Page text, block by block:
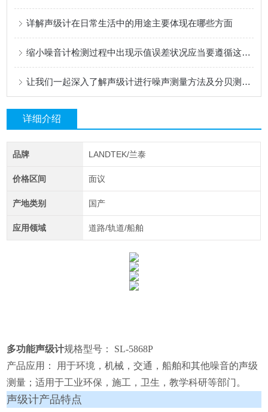
详解声级计在日常生活中的用途主要体现在哪些方面
缩小噪音计检测过程中出现示值误差状况应当要遵循这些操作技巧进行
让我们一起深入了解声级计进行噪声测量方法及分贝测量的使用须知问题
详细介绍
品牌 LANDTEK/兰泰
价格区间 面议
产地类别 国产
应用领域 道路/轨道/船舶
多功能声级计规格型号： SL-5868P
产品应用： 用于环境，机械，交通，船舶和其他噪音的声级
测量；适用于工业环保，施工，卫生，教学科研等部门。
声级计产品特点